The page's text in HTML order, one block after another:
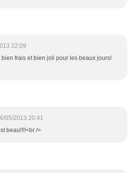
22:09
bien frais et bien joli pour les beaux jours!
05/2013 20:41
beau!!!!<br />